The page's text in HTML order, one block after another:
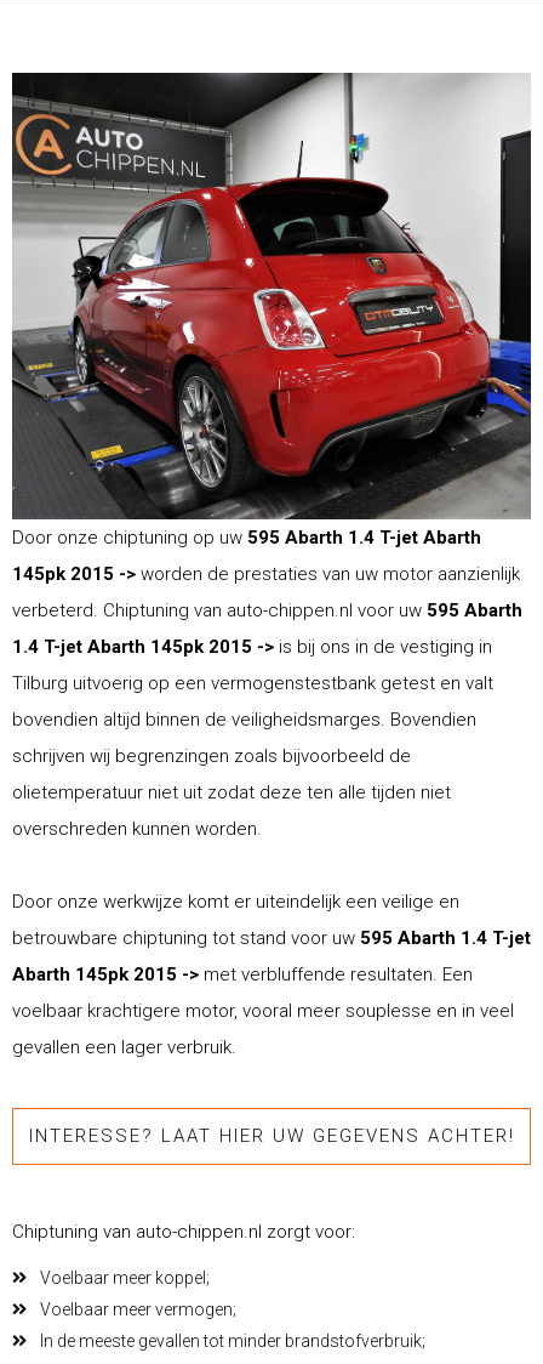
Door onze chiptuning op uw 595 Abarth 1.4 T-jet Abarth
145pk 2015 -> worden de prestaties van uw motor aanzienlijk
verbeterd. Chiptuning van auto-chippen.nl voor uw 595 Abarth
1.4 T-jet Abarth 145pk 2015 -> is bij ons in de vestiging in
Tilburg uitvoerig op een vermogenstestbank getest en valt
bovendien altijd binnen de veiligheidsmarges. Bovendien
schrijven wij begrenzingen zoals bijvoorbeeld de
olietemperatuur niet uit zodat deze ten alle tijden niet
overschreden kunnen worden.
Door onze werkwijze komt er uiteindelijk een veilige en
betrouwbare chiptuning tot stand voor uw 595 Abarth 1.4 T-jet
Abarth 145pk 2015 -> met verbluffende resultaten. Een
voelbaar krachtigere motor, vooral meer souplesse en in veel
gevallen een lager verbruik.
INTERESSE? LAAT HIER UW GEGEVENS ACHTER!
Chiptuning van auto-chippen.nl zorgt voor:
Voelbaar meer koppel;
Voelbaar meer vermogen;
In de meeste gevallen tot minder brandstofverbruik;